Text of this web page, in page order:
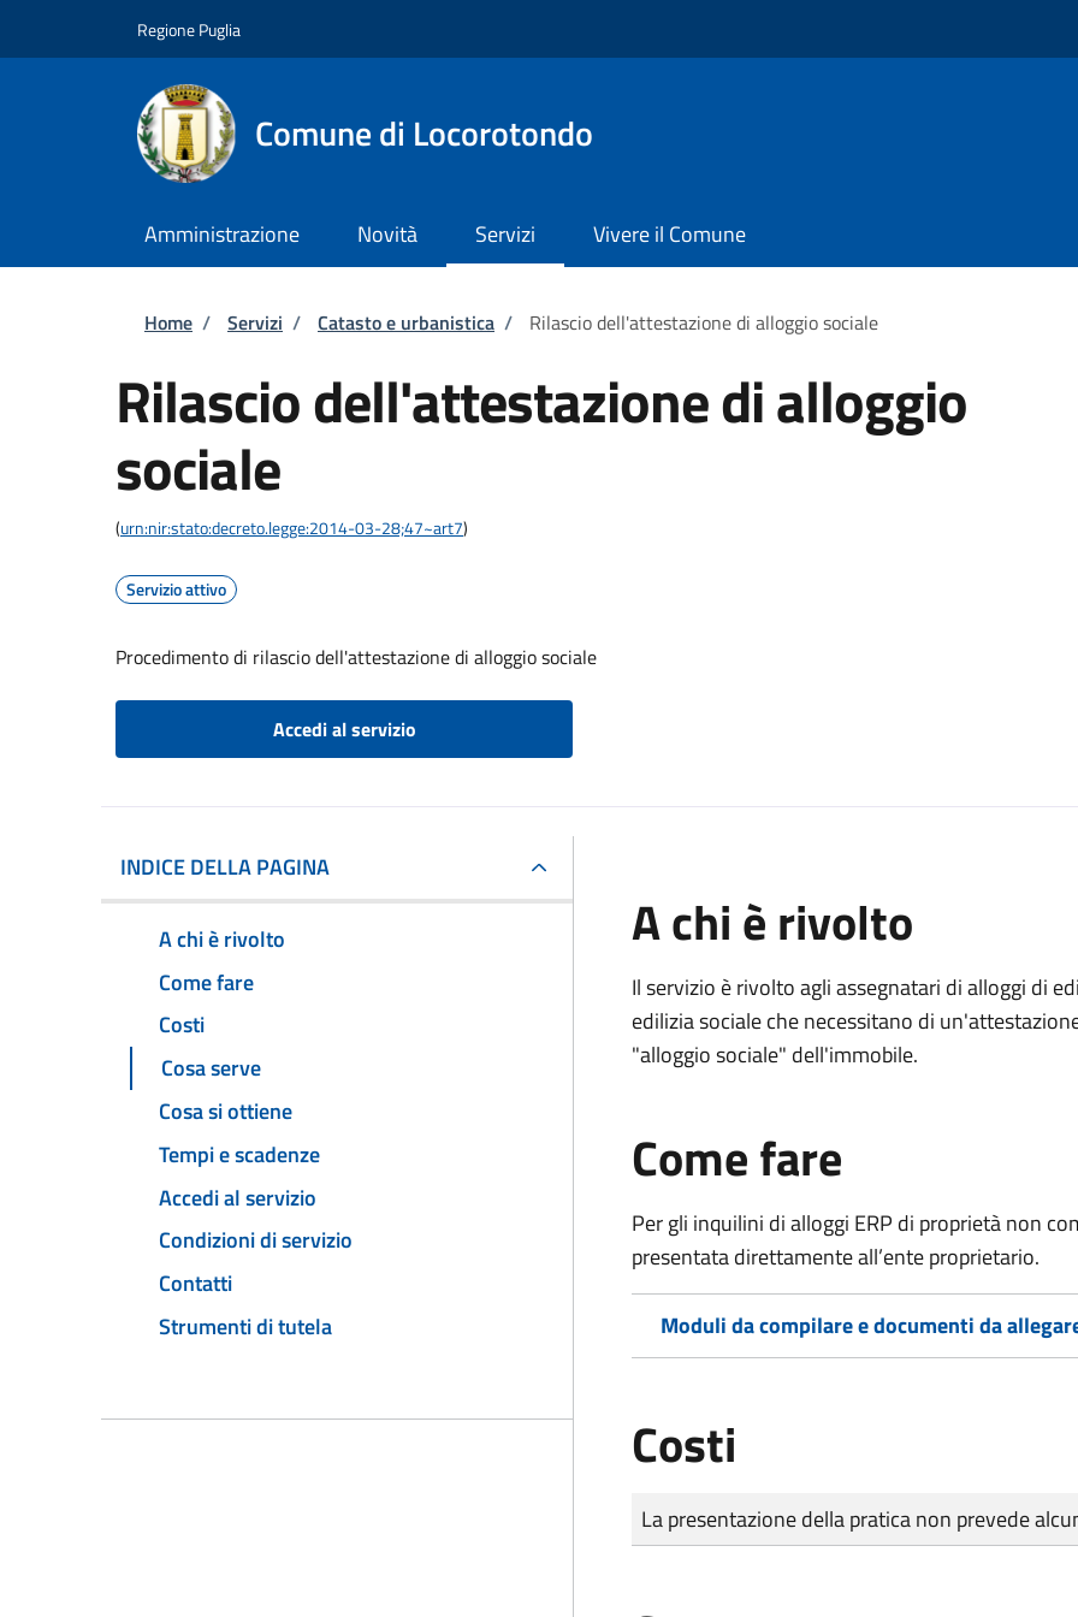
Regione Puglia
Comune di Locorotondo
Amministrazione Novità Servizi Vivere il Comune
Briciole di pane
Home / Servizi / Catasto e urbanistica / Rilascio dell'attestazione di alloggio sociale
Rilascio dell'attestazione di alloggio
sociale
(urn:nir:stato:decreto.legge:2014-03-28;47~art7)
Servizio attivo
Procedimento di rilascio dell'attestazione di alloggio sociale
Accedi al servizio
INDICE DELLA PAGINA
A chi è rivolto
Come fare
Costi
Cosa serve
Cosa si ottiene
Tempi e scadenze
Accedi al servizio
Condizioni di servizio
Contatti
Strumenti di tutela
A chi è rivolto
Il servizio è rivolto agli assegnatari di alloggi di
edilizia sociale che necessitano di
"alloggio sociale" dell'immobile.
Come fare
Per gli inquilini di alloggi ERP di proprietà non
presentata direttamente all’ente proprietario.
Moduli da compilare e documenti da
Costi
Tipo di pagamento
Importo
La presentazione della pratica non prevede